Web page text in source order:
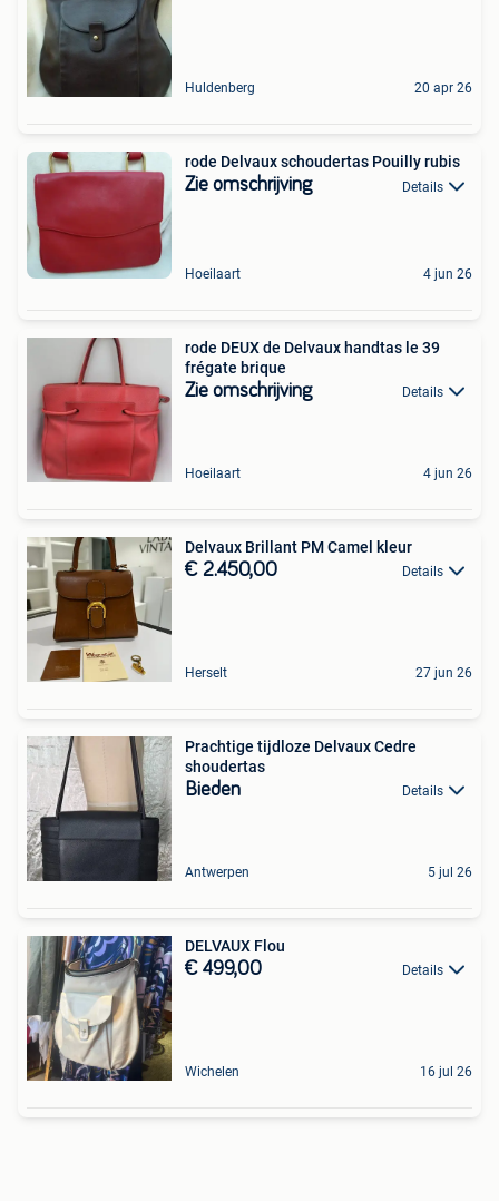
Huldenberg 20 apr 26
rode Delvaux schoudertas Pouilly rubis
Zie omschrijving Details
Hoeilaart 4 jun 26
rode DEUX de Delvaux handtas le 39
frégate brique
Zie omschrijving Details
Hoeilaart 4 jun 26
Delvaux Brillant PM Camel kleur
€ 2.450,00 Details
Herselt 27 jun 26
Prachtige tijdloze Delvaux Cedre
shoudertas
Bieden Details
Antwerpen 5 jul 26
DELVAUX Flou
€ 499,00 Details
Wichelen 16 jul 26